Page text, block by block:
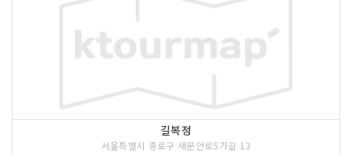
길복정
서울특별시 종로구 새문안로5가길 13